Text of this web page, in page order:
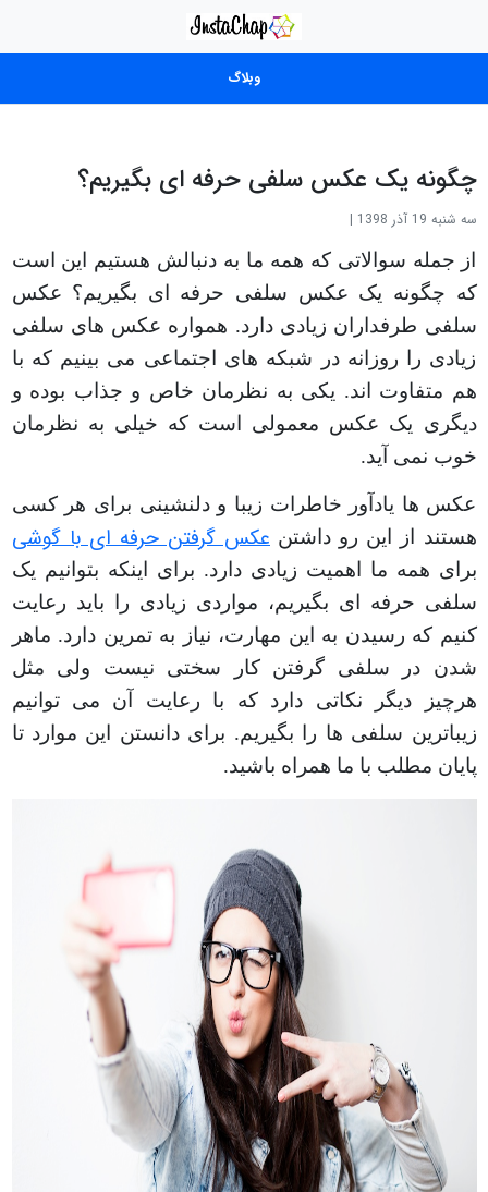
وبلاگ
چگونه یک عکس سلفی حرفه ای بگیریم؟
سه شنبه 19 آذر 1398 |
از جمله سوالاتی که همه ما به دنبالش هستیم این است
که چگونه یک عکس سلفی حرفه ای بگیریم؟ عکس
سلفی طرفداران زیادی دارد. همواره عکس های سلفی
زیادی را روزانه در شبکه های اجتماعی می بینیم که با
هم متفاوت اند. یکی به نظرمان خاص و جذاب بوده و
دیگری یک عکس معمولی است که خیلی به نظرمان
خوب نمی آید.
عکس ها یادآور خاطرات زیبا و دلنشینی برای هر کسی
هستند از این رو داشتن عکس گرفتن حرفه ای با گوشی
برای همه ما اهمیت زیادی دارد. برای اینکه بتوانیم یک
سلفی حرفه ای بگیریم، مواردی زیادی را باید رعایت
کنیم که رسیدن به این مهارت، نیاز به تمرین دارد. ماهر
شدن در سلفی گرفتن کار سختی نیست ولی مثل
هرچیز دیگر نکاتی دارد که با رعایت آن می توانیم
زیباترین سلفی ها را بگیریم. برای دانستن این موارد تا
پایان مطلب با ما همراه باشید.